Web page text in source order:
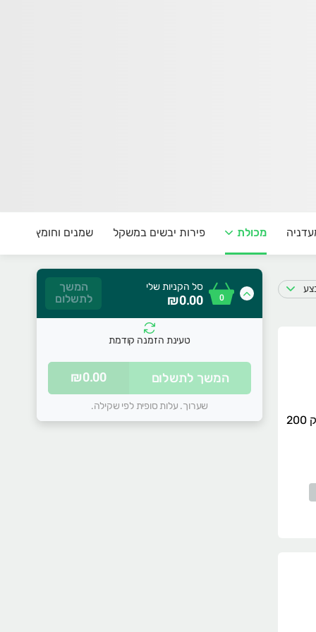
מכולת פירות יבשים במשקל שמנים וחומץ על
0
סל הקניות שלי
₪0.00
המשך
לתשלום
טעינת הזמנה קודמת
סל הקניות שלכם ריק
התחילו להוסיף מוצרים
שערוך. עלות סופית לפי שקילה.
המשך לתשלום ₪0.00
גבינה צהובה 28% עמק 200